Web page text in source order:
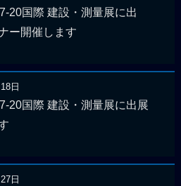
20国際 建設・測量展に出
ー開催します
日
20国際 建設・測量展に出展
日